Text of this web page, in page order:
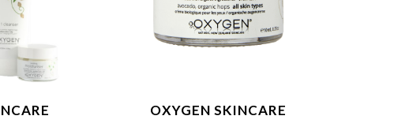
OXYGEN SKINCARE